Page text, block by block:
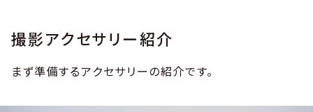
撮影アクセサリー紹介
まず準備するアクセサリーの紹介です。